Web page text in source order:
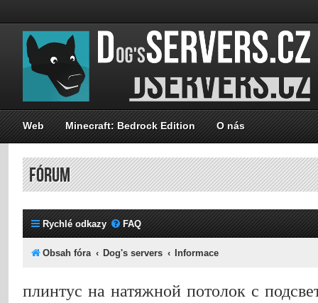
Web Minecraft: Bedrock Edition O nás
FÓRUM
Rychlé odkazy FAQ
Obsah fóra Dog's servers Informace
плинтус на натяжной потолок с